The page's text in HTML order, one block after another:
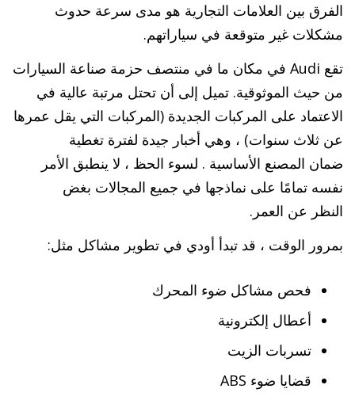
الفرق بين العلامات التجارية هو مدى سرعة حدوث
مشكلات غير متوقعة في سياراتهم.
تقع Audi في مكان ما في منتصف حزمة صناعة السيارات
من حيث الموثوقية. تميل إلى أن تحتل مرتبة عالية في
الاعتماد على المركبات الجديدة (المركبات التي يقل عمرها
عن ثلاث سنوات) ، وهي أخبار جيدة لفترة تغطية
ضمان المصنع الأساسية . لسوء الحظ ، لا ينطبق الأمر
نفسه تمامًا على نماذجها في جميع المجالات بغض
النظر عن العمر.
بمرور الوقت ، قد تبدأ أودي في تطوير مشاكل مثل:
فحص مشاكل ضوء المحرك
أعطال إلكترونية
تسربات الزيت
قضايا ضوء ABS